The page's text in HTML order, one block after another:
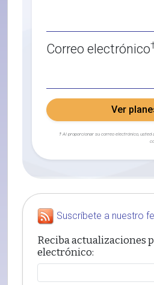
Correo electrónico
Ver
† Al proporcionar su correo electrónico,
Suscríbete a nuestro
Reciba actualizaciones
electrónico: